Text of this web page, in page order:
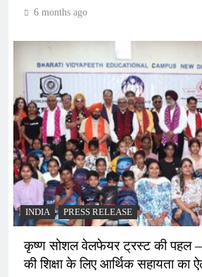
6 months ago
INDIA PRESS RELEASE
कृष्ण सोशल वेलफेयर ट्रस्ट की पहल
की शिक्षा के लिए आर्थिक सहायता का